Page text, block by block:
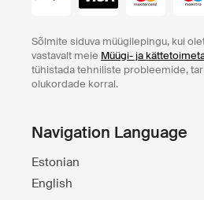
Sõlmite siduva müügilepingu, kui
vastavalt meie Müügi- ja
tühistada tehniliste probleemide,
olukordade korral.
Navigation Language
Estonian
English